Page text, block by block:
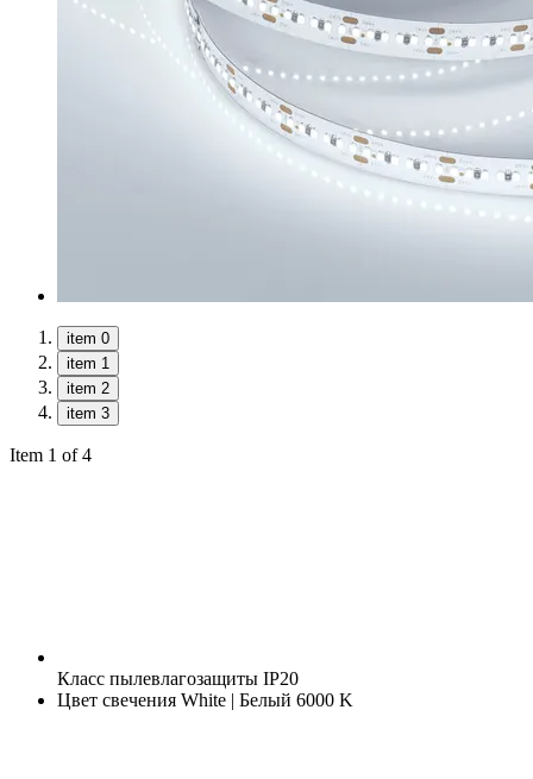
item 0
item 1
item 2
item 3
Item 1 of 4
Класс пылевлагозащиты IP20
Цвет свечения White | Белый 6000 K